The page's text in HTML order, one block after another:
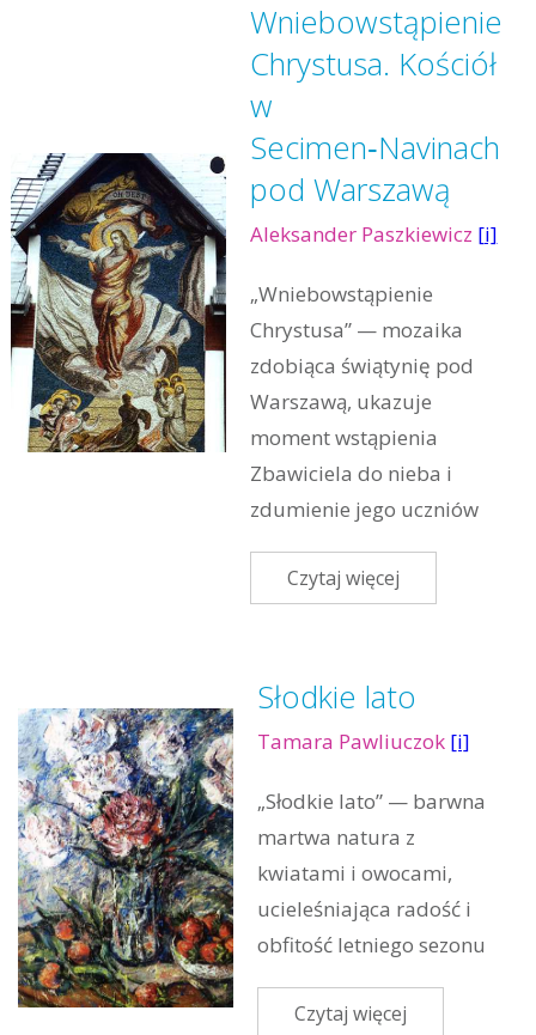
Wniebowstąpienie
Chrystusa. Kościół
w
Secimen‑Navinach
pod Warszawą
Aleksander Paszkiewicz [i]
„Wniebowstąpienie
Chrystusa” — mozaika
zdobiąca świątynię pod
Warszawą, ukazuje
moment wstąpienia
Zbawiciela do nieba i
zdumienie jego uczniów
Czytaj więcej
Słodkie lato
Tamara Pawliuczok [i]
„Słodkie lato” — barwna
martwa natura z
kwiatami i owocami,
ucieleśniająca radość i
obfitość letniego sezonu
Czytaj więcej